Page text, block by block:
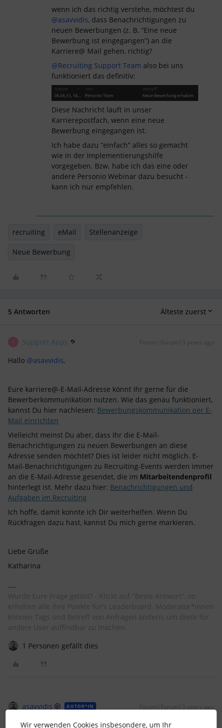
wenn ich das richtig verstehe, möchtest du
@asavvidis, dass Benachrichtigungen zu
neuen Bewerbungen (z. B. “Eine neue
Bewerbung ist eingegangen”) an die
Karriere@ Mail gehen, richtig?
@Recruiting Support Team also bei uns
funktioniert das definitiv:
Diese Nachricht läuft in unser
Karrierepostfach, wenn eine neue
Bewerbung eingegangen ist.
Ich habe dazu “einfach” alles so gemacht
wie in der Implementierungshilfe
vorgegeben. Bzw. habe ich das eine oder
andere Personio Webinar dazu besucht -
kann ich nur empfehlen.
recruiting eMail Stellenanzeige
Neue Bewerbung
5 Antworten Älteste zuerst
Support Apps Forum|Forum|3 years ago
Hallo @asavvidis,
Eure karriere@-E-Mail-Adresse könnt Ihr gerne für die
Bewerberkommunikation nutzen. Wie das genau funktioniert,
kannst Du hier nachlesen: Bewerbungskommunikation per E-
Mail einrichten
Vielleicht meinst Du aber, dass Ihr die E-Mail-
Benachrichtigungen zu neuen Bewerbungen an diese
Adresse senden möchtet? Dies ist leider nicht möglich. E-
Mail-Benachrichtigungen zu Recruiting-Events werden immer
an die E-Mail-Adresse gesendet, die im Mitarbeitendenprofil
hinterlegt ist. Mehr dazu hier: Benachrichtigungen und
Aufgaben im Recruiting
Ich hoffe, damit konnte ich Dir weiterhelfen. Wenn Du
Rückfragen dazu hast, kannst Du mich gerne markieren.
Liebe Grüße
Katharina
Wurde Eure Frage gelöst? - Klickt auf "Beste Antwort", so
erhalten alle ihre Punkte für's Leaderboard. Moderator*innen
können Tags und Betreff von Anfragen ändern, um diese für
andere User auffindbar zu machen.
1 Personen gefällt dies
asavvidis AUTOR*IN Forum|Forum|3 years ago
Hallo Katharina@Recruiting Support Team,
Wir verwenden Cookies insbesondere, um Ihr